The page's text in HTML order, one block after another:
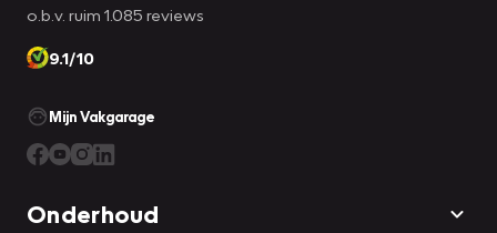
o.b.v. ruim 1.085 reviews
9.1/10
Mijn Vakgarage
Onderhoud